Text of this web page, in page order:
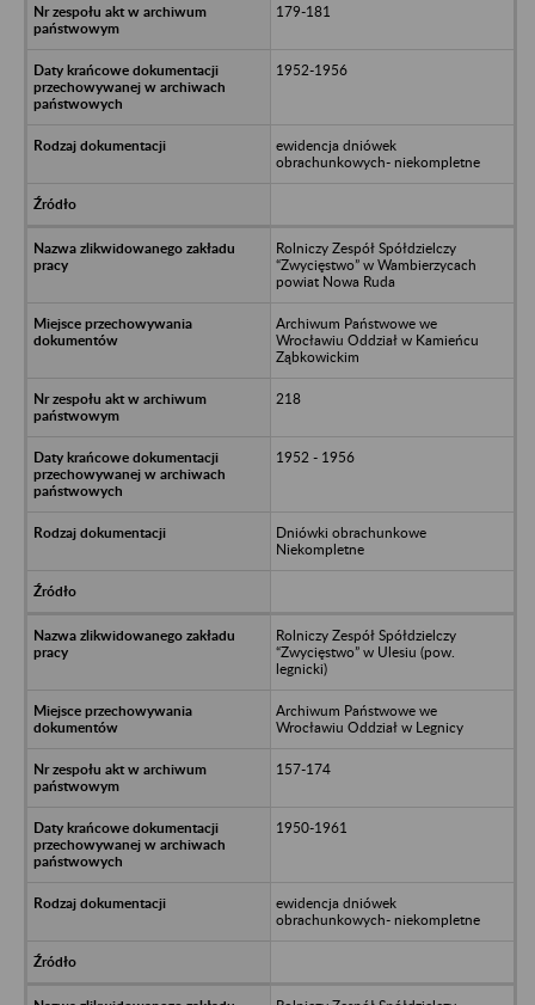
179-181
1952-1956
ewidencja dniówek
obrachunkowych- niekompletne
Rolniczy Zespół Spółdzielczy
“Zwycięstwo” w Wambierzycach
powiat Nowa Ruda
Archiwum Państwowe we
Wrocławiu Oddział w Kamieńcu
Ząbkowickim
218
1952 - 1956
Dniówki obrachunkowe
Niekompletne
Rolniczy Zespół Spółdzielczy
“Zwycięstwo” w Ulesiu (pow.
legnicki)
Archiwum Państwowe we
Wrocławiu Oddział w Legnicy
157-174
1950-1961
ewidencja dniówek
obrachunkowych- niekompletne